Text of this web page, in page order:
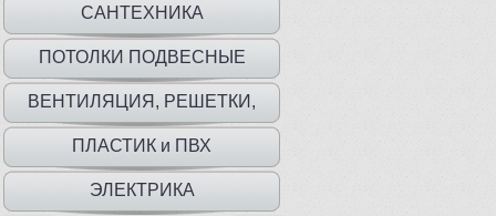
САНТЕХНИКА
ПОТОЛКИ ПОДВЕСНЫЕ
ВЕНТИЛЯЦИЯ, РЕШЕТКИ,
ДВЕРЦЫ
ПЛАСТИК и ПВХ
ЭЛЕКТРИКА